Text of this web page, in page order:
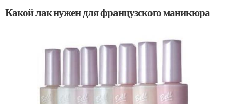
Какой лак нужен для французского маникюра